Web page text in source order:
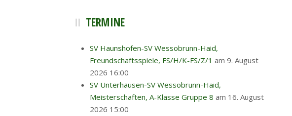
TERMINE
SV Haunshofen-SV Wessobrunn-Haid,
Freundschaftsspiele, FS/H/K-FS/Z/1 am 9. August
2026 16:00
SV Unterhausen-SV Wessobrunn-Haid,
Meisterschaften, A-Klasse Gruppe 8 am 16. August
2026 15:00